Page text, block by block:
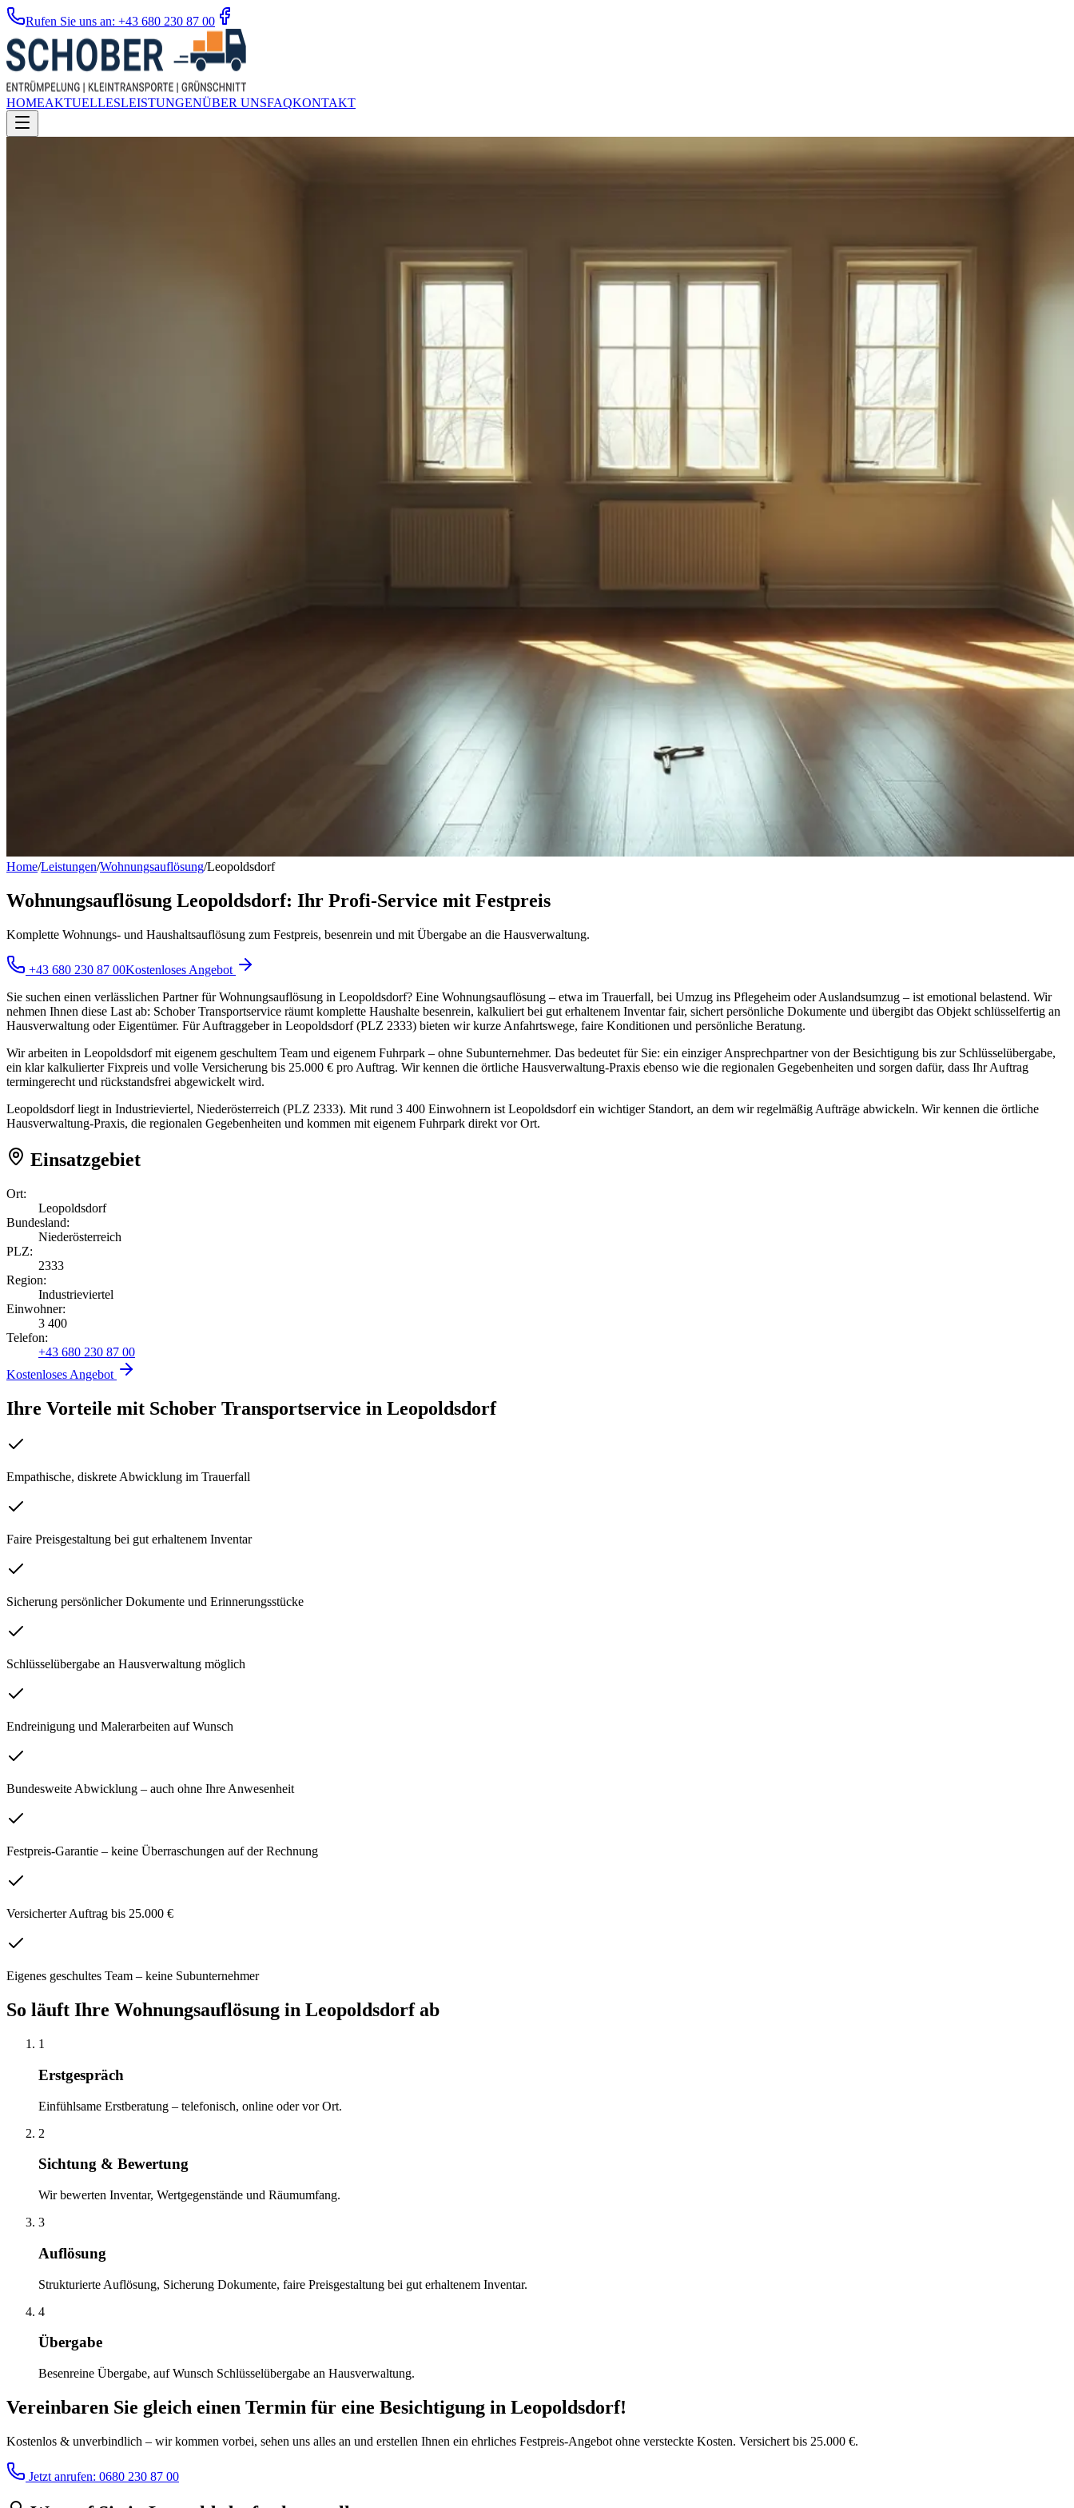
Rufen Sie uns an: +43 680 230 87 00
HOMEAKTUELLESLEISTUNGENÜBER UNSFAQKONTAKT
Home/Leistungen/Wohnungsauflösung/Leopoldsdorf
Wohnungsauflösung Leopoldsdorf: Ihr Profi-Service mit Festpreis
Komplette Wohnungs- und Haushaltsauflösung zum Festpreis, besenrein und mit Übergabe an die Hausverwaltung.
+43 680 230 87 00Kostenloses Angebot
Sie suchen einen verlässlichen Partner für Wohnungsauflösung in Leopoldsdorf? Eine Wohnungsauflösung – etwa im Trauerfall, bei Umzug ins Pflegeheim oder Auslandsumzug – ist emotional belastend. Wir
nehmen Ihnen diese Last ab: Schober Transportservice räumt komplette Haushalte besenrein, kalkuliert bei gut erhaltenem Inventar fair, sichert persönliche Dokumente und übergibt das Objekt schlüsselfertig an
Hausverwaltung oder Eigentümer. Für Auftraggeber in Leopoldsdorf (PLZ 2333) bieten wir kurze Anfahrtswege, faire Konditionen und persönliche Beratung.
Wir arbeiten in Leopoldsdorf mit eigenem geschultem Team und eigenem Fuhrpark – ohne Subunternehmer. Das bedeutet für Sie: ein einziger Ansprechpartner von der Besichtigung bis zur Schlüsselübergabe,
ein klar kalkulierter Fixpreis und volle Versicherung bis 25.000 € pro Auftrag. Wir kennen die örtliche Hausverwaltung-Praxis ebenso wie die regionalen Gegebenheiten und sorgen dafür, dass Ihr Auftrag
termingerecht und rückstandsfrei abgewickelt wird.
Leopoldsdorf liegt in Industrieviertel, Niederösterreich (PLZ 2333). Mit rund 3 400 Einwohnern ist Leopoldsdorf ein wichtiger Standort, an dem wir regelmäßig Aufträge abwickeln. Wir kennen die örtliche
Hausverwaltung-Praxis, die regionalen Gegebenheiten und kommen mit eigenem Fuhrpark direkt vor Ort.
Einsatzgebiet
Ort:
Leopoldsdorf
Bundesland:
Niederösterreich
PLZ:
2333
Region:
Industrieviertel
Einwohner:
3 400
Telefon:
+43 680 230 87 00
Kostenloses Angebot
Ihre Vorteile mit Schober Transportservice in Leopoldsdorf
Empathische, diskrete Abwicklung im Trauerfall
Faire Preisgestaltung bei gut erhaltenem Inventar
Sicherung persönlicher Dokumente und Erinnerungsstücke
Schlüsselübergabe an Hausverwaltung möglich
Endreinigung und Malerarbeiten auf Wunsch
Bundesweite Abwicklung – auch ohne Ihre Anwesenheit
Festpreis-Garantie – keine Überraschungen auf der Rechnung
Versicherter Auftrag bis 25.000 €
Eigenes geschultes Team – keine Subunternehmer
So läuft Ihre Wohnungsauflösung in Leopoldsdorfab
1
Erstgespräch
Einfühlsame Erstberatung – telefonisch, online oder vor Ort.
2
Sichtung & Bewertung
Wir bewerten Inventar, Wertgegenstände und Räumumfang.
3
Auflösung
Strukturierte Auflösung, Sicherung Dokumente, faire Preisgestaltung bei gut erhaltenem Inventar.
4
Übergabe
Besenreine Übergabe, auf Wunsch Schlüsselübergabe an Hausverwaltung.
Vereinbaren Sie gleich einen Termin für eine Besichtigung in Leopoldsdorf!
Kostenlos & unverbindlich – wir kommen vorbei, sehen uns alles an und erstellen Ihnen ein ehrliches Festpreis-Angebot ohne versteckte Kosten. Versichert bis 25.000 €.
Jetzt anrufen: 0680 230 87 00